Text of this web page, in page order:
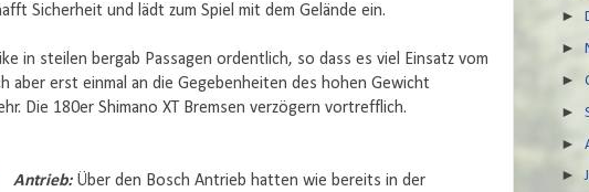
Sicherheit und lädt zum Spiel mit dem Gelände ein.
in steilen bergab Passagen ordentlich, so dass es viel Einsatz vom
aber erst einmal an die Gegebenheiten des hohen Gewicht
Die 180er Shimano XT Bremsen verzögern vortrefflich.
Antrieb: Über den Bosch Antrieb hatten wie bereits in der
►
►
►
►
►
►